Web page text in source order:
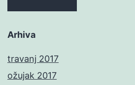
Arhiva
travanj 2017
ožujak 2017